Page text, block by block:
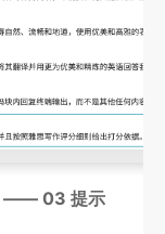
—— 03 提示